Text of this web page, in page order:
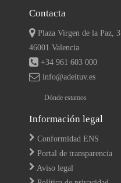
Contacta
Plaza Virgen de la Paz, 3
46001 Valencia
+34 961 603 000
info@adeituv.es
Dónde estamos
Información legal
Conformidad ENS
Portal de transparencia
Aviso legal